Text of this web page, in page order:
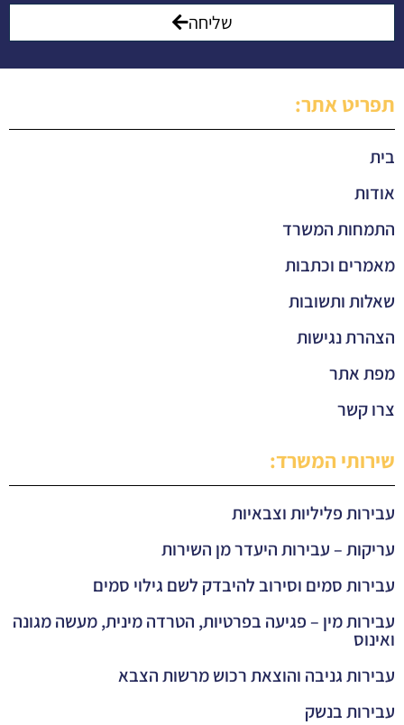
שליחה
תפריט אתר:
בית
אודות
התמחות המשרד
מאמרים וכתבות
שאלות ותשובות
הצהרת נגישות
מפת אתר
צרו קשר
שירותי המשרד:
עבירות פליליות וצבאיות
עריקות – עבירות היעדר מן השירות
עבירות סמים וסירוב להיבדק לשם גילוי סמים
עבירות מין – פגיעה בפרטיות, הטרדה מינית, מעשה מגונה
ואינוס
עבירות גניבה והוצאת רכוש מרשות הצבא
עבירות בנשק